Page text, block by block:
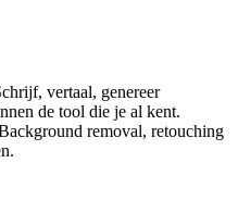
vertaal, genereer
de tool die je al kent.
removal, retouching